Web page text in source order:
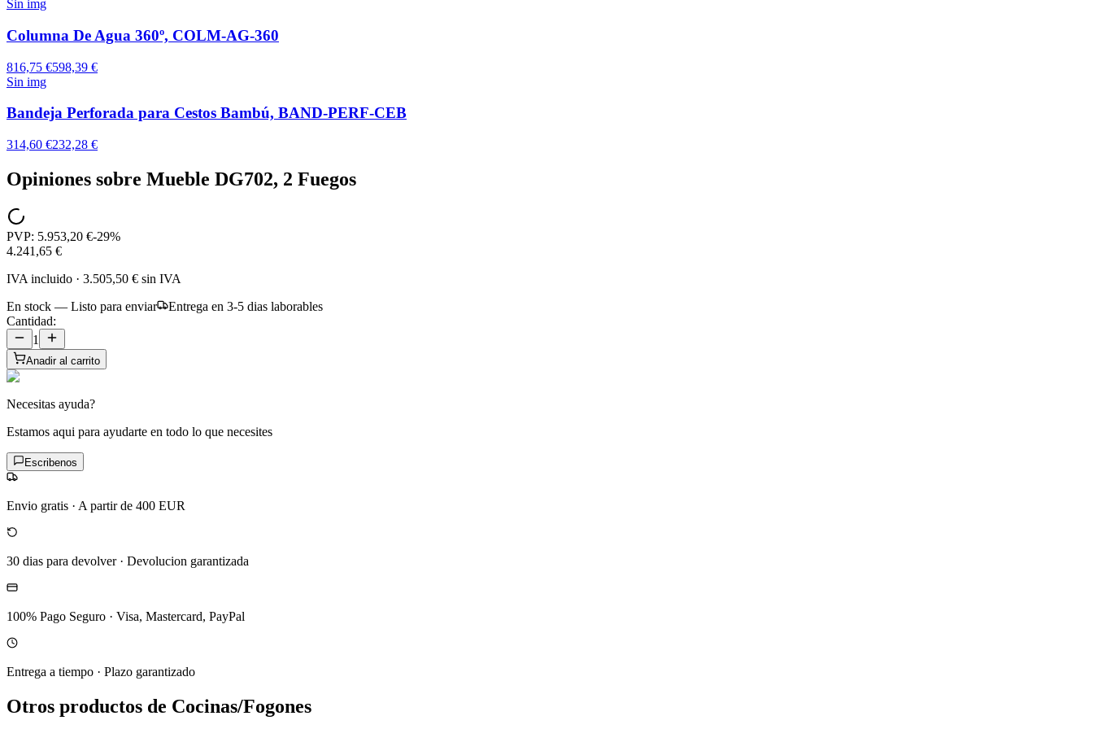
Sin img
Columna De Agua 360º, COLM-AG-360
816,75 €598,39 €
Sin img
Bandeja Perforada para Cestos Bambú, BAND-PERF-CEB
314,60 €232,28 €
Opiniones sobre Mueble DG702, 2 Fuegos
PVP: 5.953,20 €-29%
4.241,65 €
IVA incluido · 3.505,50 € sin IVA
En stock — Listo para enviar
Entrega en 3-5 dias laborables
Cantidad:
1
Anadir al carrito
Necesitas ayuda?
Estamos aqui para ayudarte en todo lo que necesites
Escribenos
Envio gratis · A partir de 400 EUR
30 dias para devolver· Devolucion garantizada
100% Pago Seguro · Visa, Mastercard, PayPal
Entrega a tiempo · Plazo garantizado
Otros productos de Cocinas/Fogones